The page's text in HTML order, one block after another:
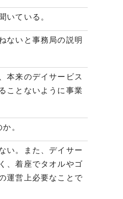
いている。
ないと事務局の説明
本来のデイサービス
ことないように事業
。
い。また、デイサー
、着座でタオルやゴ
運営上必要なことで